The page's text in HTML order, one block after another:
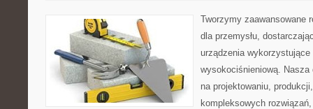
Tworzymy zaawansowane
dla przemysłu,
urządzenia wykorzystujące
wysokociśnieniową. Nasza
na projektowaniu,
kompleksowych